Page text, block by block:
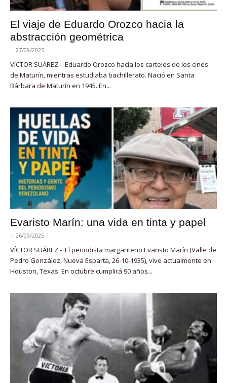
El viaje de Eduardo Orozco hacia la
abstracción geométrica
- 27/09/2025
VÍCTOR SUÁREZ - Eduardo Orozco hacía los carteles de los cines
de Maturín, mientras estudiaba bachillerato. Nació en Santa
Bárbara de Maturín en 1945. En...
Evaristo Marín: una vida en tinta y papel
- 26/09/2025
VÍCTOR SUÁREZ - El periodista margariteño Evaristo Marín (Valle de
Pedro González, Nueva Esparta, 26-10-1935), vive actualmente en
Houston, Texas. En octubre cumplirá 90 años...